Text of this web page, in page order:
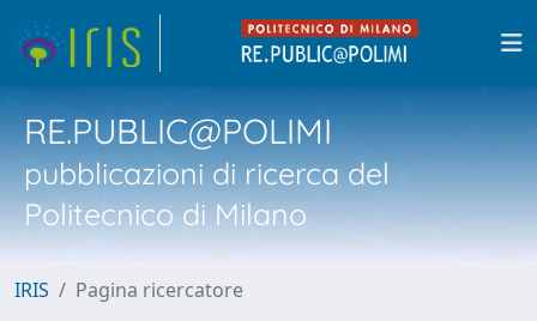
RE.PUBLIC@POLIMI
pubblicazioni di ricerca del
Politecnico di Milano
IRIS Pagina ricercatore